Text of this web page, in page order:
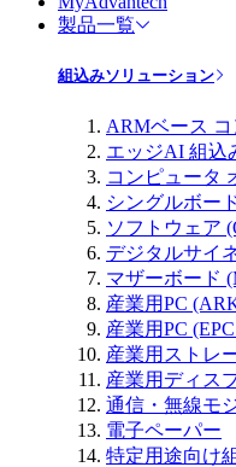
製品一覧
組込みソリューション
ARMベース
エッジAI 組込
コンピュータ
シングルボー
ソフトウェア
デジタルサイ
マザーボード
産業用PC
産業用PC
産業用ストレ
産業用ディス
通信・無線モ
電子ペーパー
特定用途向け